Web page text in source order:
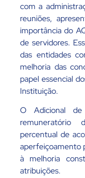
com a
reuniões,
importância do
de servidores.
das entidades
melhoria das
papel essencial
Instituição.
O Adicional
remuneratório
percentual de
aperfeiçoamento
à melhoria
atribuições.